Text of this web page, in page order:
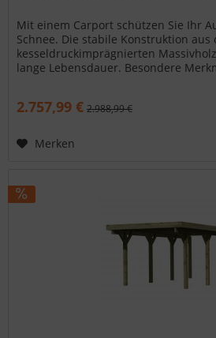
Mit einem Carport schützen Sie Ihr
Schnee. Die stabile Konstruktion
kesseldruckimprägnierten
lange Lebensdauer. Besondere
2.757,99 € 2.988,99 €
Merken